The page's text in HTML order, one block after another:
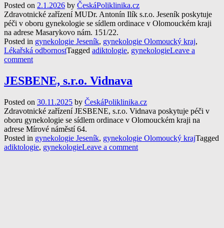
Posted on 2.1.2026 by ČeskáPoliklinika.cz
Zdravotnické zařízení MUDr. Antonín Ilík s.r.o. Jeseník poskytuje
péči v oboru gynekologie se sídlem ordinace v Olomouckém kraji
na adrese Masarykovo nám. 151/22.
Posted in gynekologie Jeseník, gynekologie Olomoucký kraj,
Lékařská odbornostTagged adiktologie, gynekologieLeave a
comment
JESBENE, s.r.o. Vidnava
Posted on 30.11.2025 by ČeskáPoliklinika.cz
Zdravotnické zařízení JESBENE, s.r.o. Vidnava poskytuje péči v
oboru gynekologie se sídlem ordinace v Olomouckém kraji na
adrese Mírové náměstí 64.
Posted in gynekologie Jeseník, gynekologie Olomoucký krajTagged
adiktologie, gynekologieLeave a comment